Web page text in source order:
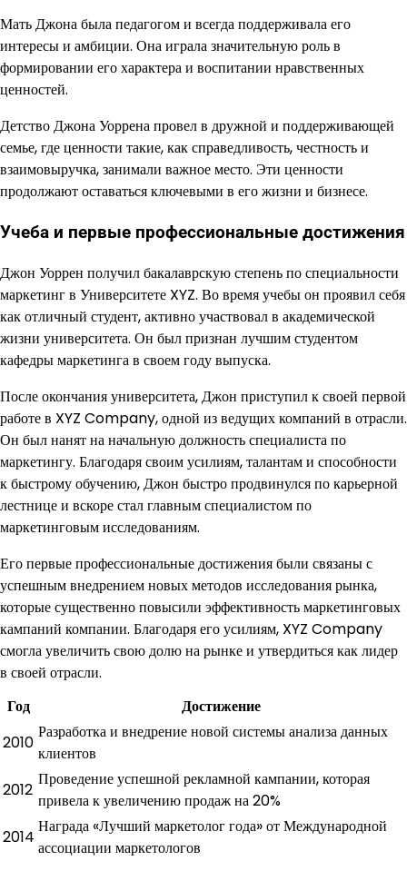
Мать Джона была педагогом и всегда поддерживала его
интересы и амбиции. Она играла значительную роль в
формировании его характера и воспитании нравственных
ценностей.
Детство Джона Уоррена провел в дружной и поддерживающей
семье, где ценности такие, как справедливость, честность и
взаимовыручка, занимали важное место. Эти ценности
продолжают оставаться ключевыми в его жизни и бизнесе.
Учеба и первые профессиональные достижения
Джон Уоррен получил бакалаврскую степень по специальности
маркетинг в Университете XYZ. Во время учебы он проявил себя
как отличный студент, активно участвовал в академической
жизни университета. Он был признан лучшим студентом
кафедры маркетинга в своем году выпуска.
После окончания университета, Джон приступил к своей первой
работе в XYZ Company, одной из ведущих компаний в отрасли.
Он был нанят на начальную должность специалиста по
маркетингу. Благодаря своим усилиям, талантам и способности
к быстрому обучению, Джон быстро продвинулся по карьерной
лестнице и вскоре стал главным специалистом по
маркетинговым исследованиям.
Его первые профессиональные достижения были связаны с
успешным внедрением новых методов исследования рынка,
которые существенно повысили эффективность маркетинговых
кампаний компании. Благодаря его усилиям, XYZ Company
смогла увеличить свою долю на рынке и утвердиться как лидер
в своей отрасли.
Год
Достижение
2010
Разработка и внедрение новой системы анализа данных
клиентов
2012
Проведение успешной рекламной кампании, которая
привела к увеличению продаж на 20%
2014
Награда «Лучший маркетолог года» от Международной
ассоциации маркетологов